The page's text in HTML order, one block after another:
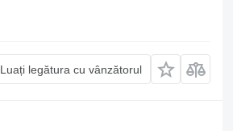
Luați legătura cu vânzătorul